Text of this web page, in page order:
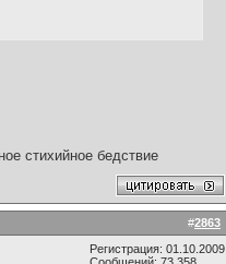
стихийное бедствие
#2863
Регистрация: 01.10.2009